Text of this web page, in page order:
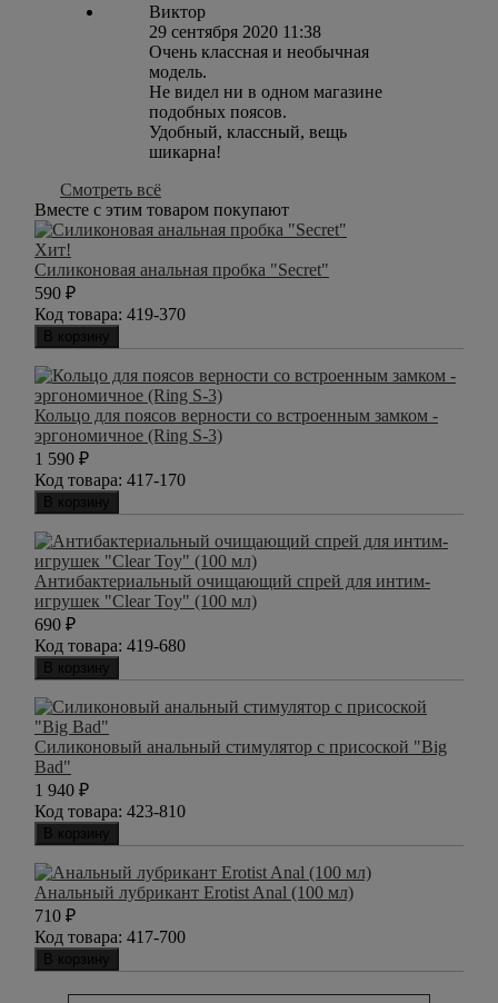
Виктор
29 сентября 2020 11:38
Очень классная и необычная
модель.
Не видел ни в одном магазине
подобных поясов.
Удобный, классный, вещь
шикарна!
Смотреть всё
Вместе с этим товаром покупают
Хит!
Силиконовая анальная пробка "Secret"
590 ₽
Код товара: 419-370
В корзину
Кольцо для поясов верности со встроенным замком -
эргономичное (Ring S-3)
1 590 ₽
Код товара: 417-170
В корзину
Антибактериальный очищающий спрей для интим-
игрушек "Clear Toy" (100 мл)
690 ₽
Код товара: 419-680
В корзину
Силиконовый анальный стимулятор с присоской "Big
Bad"
1 940 ₽
Код товара: 423-810
В корзину
Анальный лубрикант Erotist Anal (100 мл)
710 ₽
Код товара: 417-700
В корзину